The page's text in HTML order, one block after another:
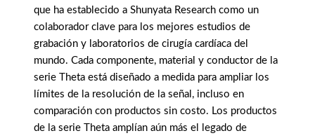
que ha establecido a Shunyata Research como un
colaborador clave para los mejores estudios de
grabación y laboratorios de cirugía cardíaca del
mundo. Cada componente, material y conductor de la
serie Theta está diseñado a medida para ampliar los
límites de la resolución de la señal, incluso en
comparación con productos sin costo. Los productos
de la serie Theta amplían aún más el legado de